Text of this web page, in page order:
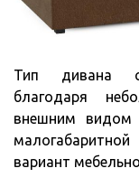
Тип дивана
благодаря
внешним видом
вариант